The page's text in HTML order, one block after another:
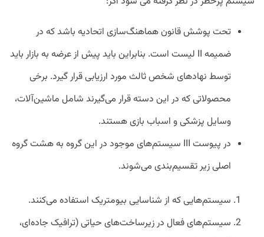
تحت پوشش قانون هماهنگ‌سازی اتحادیه باشد که در
ضمیمه II لیست است. بنابراین باید پیش از عرضه به بازار باید
توسط نهادهای شخص ثالث مورد ارزیابی قرار گیرد. برخی
محصولاتی که در این دسته قرار می‌گیرند شامل ماشین‌آلات،
وسایل پزشکی و اسباب بازی هستند.
در پیوست III سیستم‌های موجود در این گروه به هشت گروه
اصلی زیر تقسیم‌بندی می‌شوند.
سیستم‌هایی که از شناسایی بیومتریک استفاده می‌کنند.
سیستم‌های فعال در زیرساخت‌های حیاتی (ترافیک جاده‌ای،